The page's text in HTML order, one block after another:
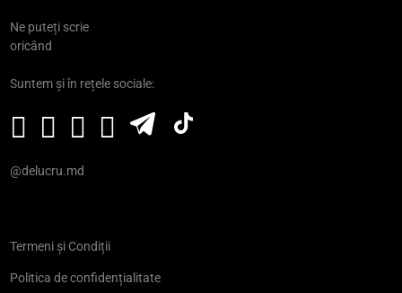
Ne puteți scrie
oricând
Suntem și în rețele sociale:
@delucru.md
Termeni și Condiții
Politica de confidențialitate